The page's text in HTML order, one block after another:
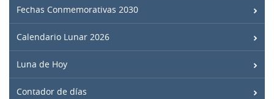
Fechas Conmemorativas 2030
Calendario Lunar 2026
Luna de Hoy
Contador de días